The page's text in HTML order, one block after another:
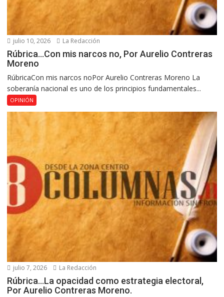
julio 10, 2026 La Redacción
Rúbrica…Con mis narcos no, Por Aurelio Contreras
Moreno
RúbricaCon mis narcos noPor Aurelio Contreras Moreno La
soberanía nacional es uno de los principios fundamentales...
OPINIÓN
julio 7, 2026 La Redacción
Rúbrica…La opacidad como estrategia electoral,
Por Aurelio Contreras Moreno.